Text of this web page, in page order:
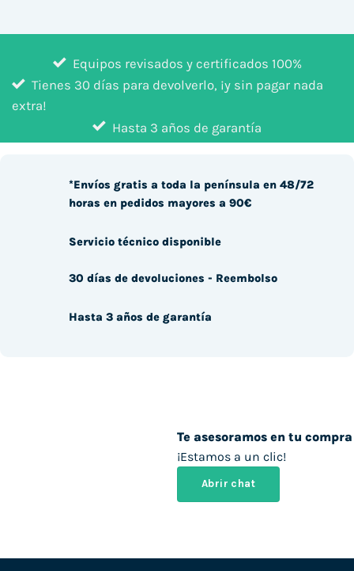
Equipos revisados y certificados 100%
Tienes 30 días para devolverlo, ¡y sin pagar nada
extra!
Hasta 3 años de garantía
Te asesoramos en tu compra
¡Estamos a un clic!
Abrir chat
*Envíos gratis a toda la península en 48/72
horas en pedidos mayores a 90€
Servicio técnico disponible
30 días de devoluciones - Reembolso
Hasta 3 años de garantía